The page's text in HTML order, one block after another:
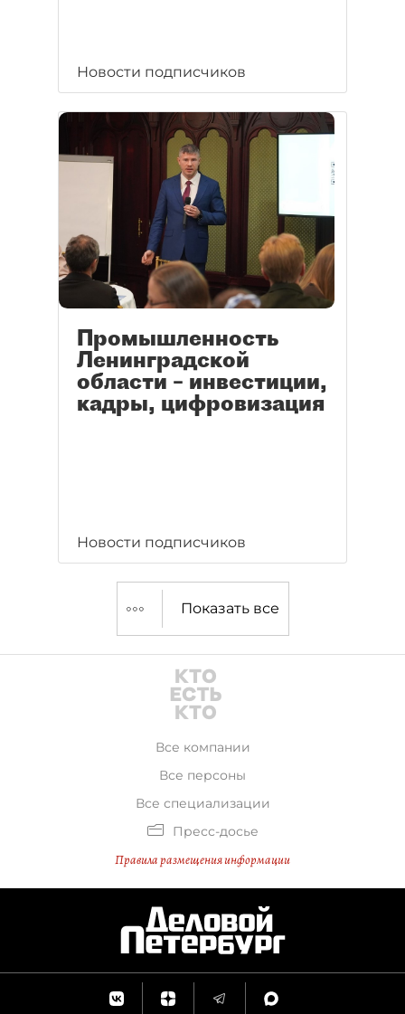
Новости подписчиков
Промышленность
Ленинградской
области – инвестиции,
кадры, цифровизация
Новости подписчиков
Показать все
Все компании
Все персоны
Все специализации
Пресс-досье
Правила размещения информации